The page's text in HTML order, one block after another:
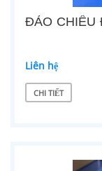
ĐẢO CHIỀU
Liên hệ
CHI TIẾT